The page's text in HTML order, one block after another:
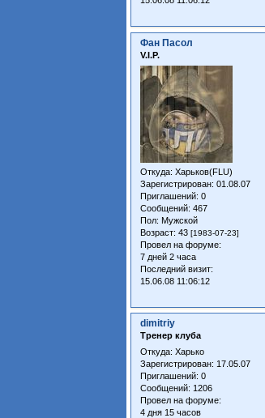
Фан Пасол
V.I.P.
Откуда: Харьков(FLU)
Зарегистрирован: 01.08.07
Приглашений: 0
Сообщений: 467
Пол: Мужской
Возраст: 43[1983-07-23]
Провел на форуме:
7 дней 2 часа
Последний визит:
15.06.08 11:06:12
dimitriy
Тренер клуба
Откуда: Харько
Зарегистрирован: 17.05.07
Приглашений: 0
Сообщений: 1206
Провел на форуме:
4 дня 15 часов